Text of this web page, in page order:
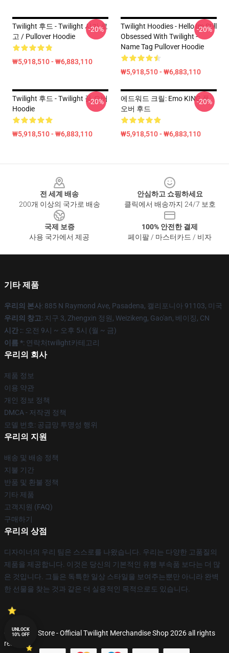
Twilight 후드 - Twilight 사가 로
고 / Pullover Hoodie
₩5,918,510 - ₩6,883,110
-20%
Twilight Hoodies - Hello Im Still
Obsessed With Twilight -
Name Tag Pullover Hoodie
₩5,918,510 - ₩6,883,110
-20%
Twilight 후드 - Twilight 풀 오버
Hoodie
₩5,918,510 - ₩6,883,110
-20%
에드워드 크릴: Emo KING 풀
오버 후드
₩5,918,510 - ₩6,883,110
-20%
전 세계 배송
200개 이상의 국가로 배송
안심하고 쇼핑하세요
클릭에서 배송까지 24/7 보호
국제 보증
사용 국가에서 제공
100% 안전한 결제
페이팔 / 마스터카드 / 비자
기타 제품
우리의 본사: 885 N Raymond Ave, Pasadena, 캘리포니아 91103, 미국
우리의 창고: 지구 3, Zhengxin 정원, Weizikeng, Gao'an, 베이징, CN
시간 :: 오전 9시 ~ 오후 5시 (월 ~ 금)
이름 *: 연락처twilight카테고리
우리의 회사
제품 정보
이용 약관
개인 정보 정책
DMCA - 저작권 정책
모델 번호: 공급망 투명성 행위
우리의 지원
배송 및 배송 정책
지불 기간
반품 및 환불 정책
기타 제품
고객지원 (FAQ)
구매하기
우리의 상점
디자이너의 우리 팀은 스스로를 나왔습니다. 우리는 다양한 고품질의
제품을 제공합니다. 이것은 당신의 기본적인 유행 부속품 보다는 더 많
은 것입니다. 그들은 독특한 일상 스타일을 보여주는뿐만 아니라 완벽
한 선물을 찾는 것과 같은 더 실용적인 목적으로도 있습니다.
© Twilight Store - Official Twilight Merchandise Shop 2026 all rights
reserved
UNLOCK
10% OFF